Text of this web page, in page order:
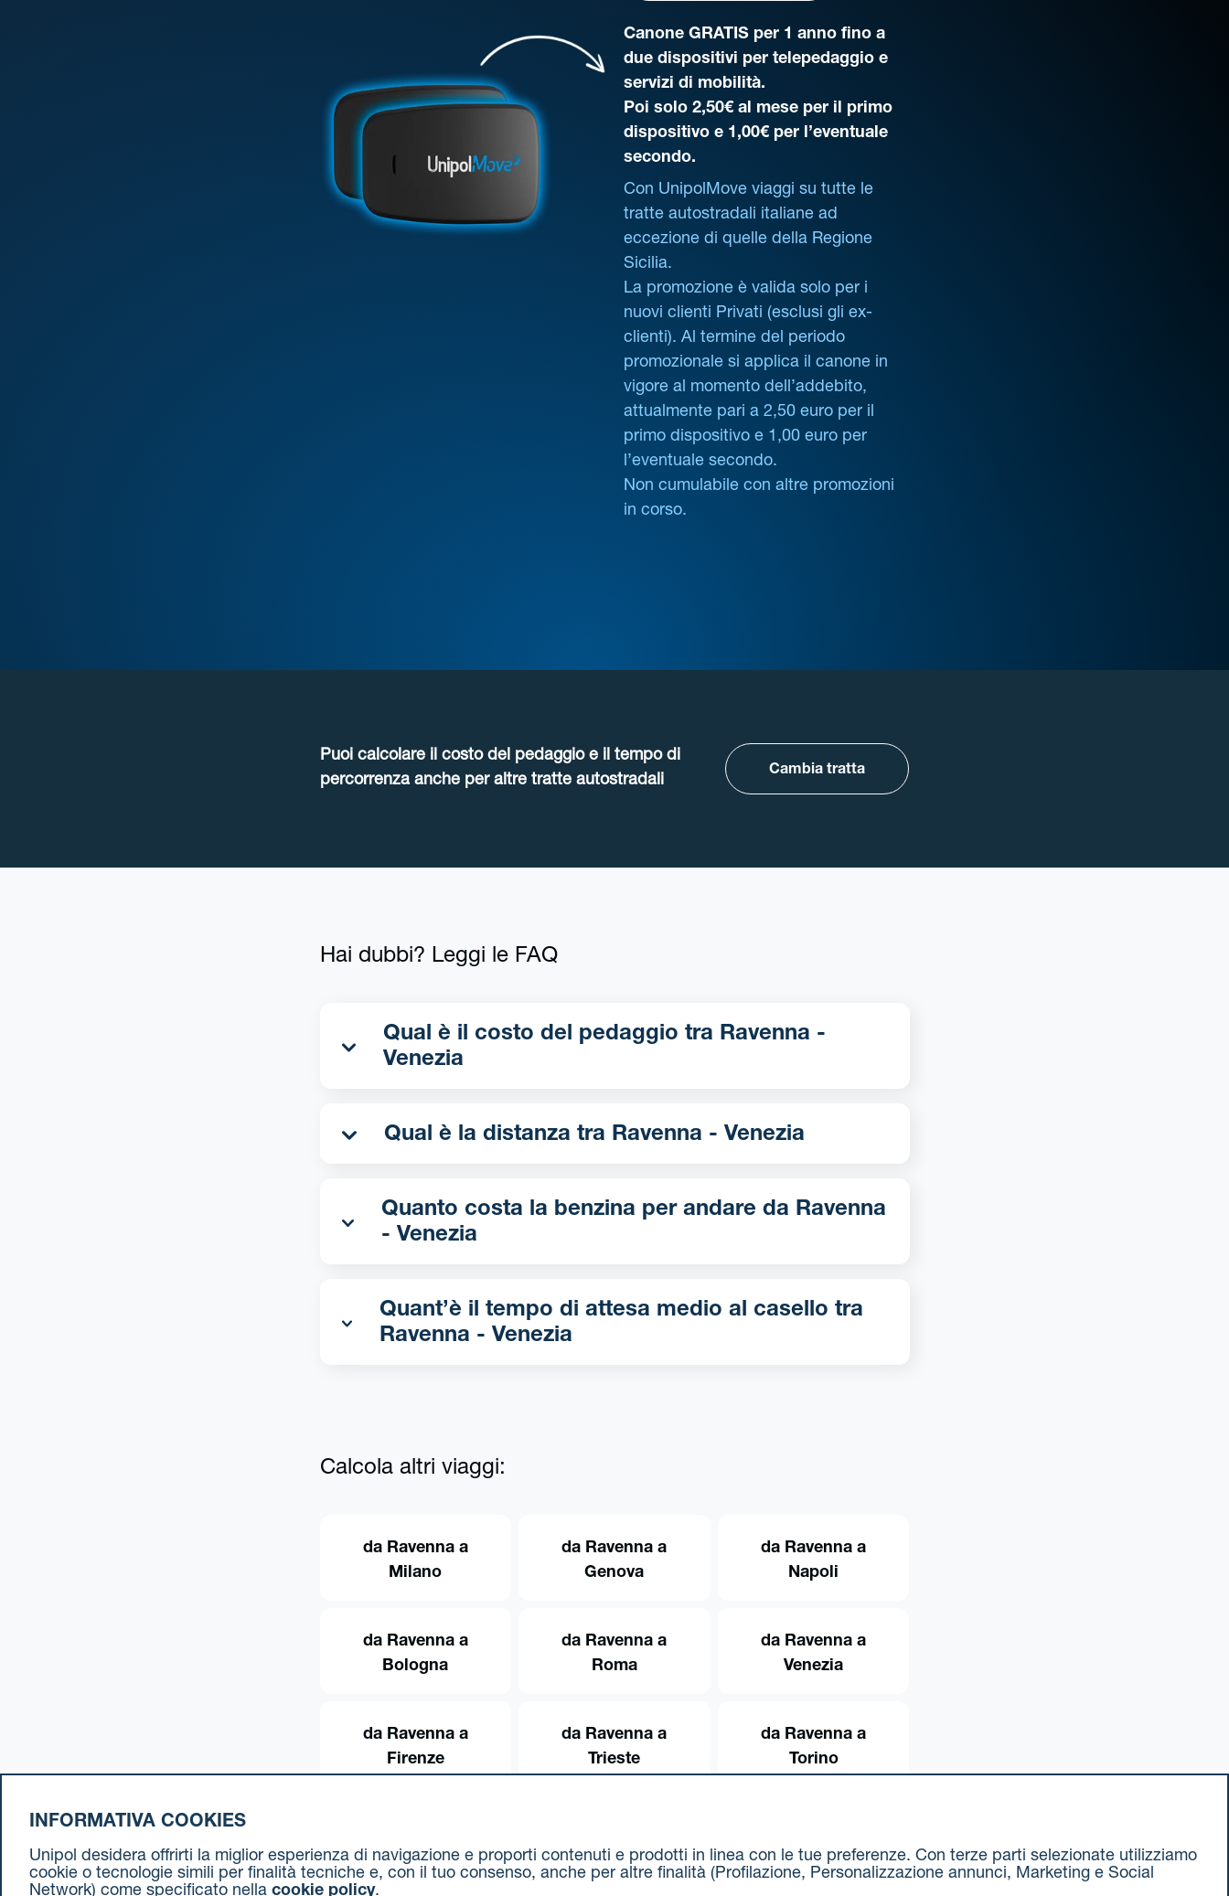
Canone GRATIS per 1 anno fino a
due dispositivi per telepedaggio e
servizi di mobilità.
Poi solo 2,50€ al mese per il primo
dispositivo e 1,00€ per l’eventuale
secondo.
Con UnipolMove viaggi su tutte le
tratte autostradali italiane ad
eccezione di quelle della Regione
Sicilia.
La promozione è valida solo per i
nuovi clienti Privati (esclusi gli ex-
clienti). Al termine del periodo
promozionale si applica il canone in
vigore al momento dell’addebito,
attualmente pari a 2,50 euro per il
primo dispositivo e 1,00 euro per
l’eventuale secondo.
Non cumulabile con altre promozioni
in corso.
Puoi calcolare il costo del pedaggio e il tempo di
percorrenza anche per altre tratte autostradali
Cambia tratta
Hai dubbi? Leggi le FAQ
Qual è il costo del pedaggio tra Ravenna -
Venezia
Qual è la distanza tra Ravenna - Venezia
Quanto costa la benzina per andare da Ravenna
- Venezia
Quant’è il tempo di attesa medio al casello tra
Ravenna - Venezia
Calcola altri viaggi:
da Ravenna a
Milano
da Ravenna a
Genova
da Ravenna a
Napoli
da Ravenna a
Bologna
da Ravenna a
Roma
da Ravenna a
Venezia
da Ravenna a
Firenze
da Ravenna a
Trieste
da Ravenna a
Torino
INFORMATIVA COOKIES
Unipol desidera offrirti la miglior esperienza di navigazione e proporti contenuti e prodotti in linea con le tue preferenze. Con terze parti selezionate utilizziamo
cookie o tecnologie simili per finalità tecniche e, con il tuo consenso, anche per altre finalità (Profilazione, Personalizzazione annunci, Marketing e Social
Network) come specificato nella cookie policy.